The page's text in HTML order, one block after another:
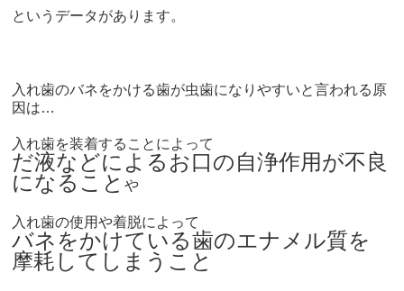
というデータがあります。
入れ歯のバネをかける歯が虫歯になりやすいと言われる原
因は…
入れ歯を装着することによって
だ液などによるお口の自浄作用が不良
になることや
入れ歯の使用や着脱によって
バネをかけている歯のエナメル質を
摩耗してしまうこと